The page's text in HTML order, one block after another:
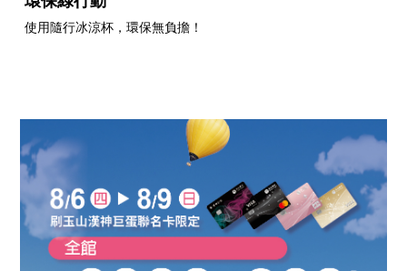
使用隨行冰涼杯，環保無負擔！